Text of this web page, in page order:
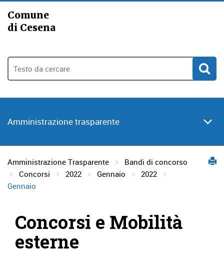
Comune
di Cesena
Amministrazione trasparente
Amministrazione Trasparente
Bandi di concorso
Concorsi
2022 Gennaio
2022
Gennaio
Concorsi e Mobilità
esterne